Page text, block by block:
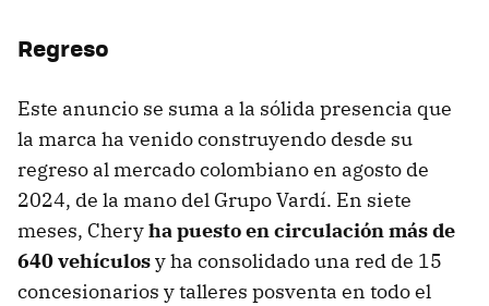
Regreso
Este anuncio se suma a la sólida presencia que
la marca ha venido construyendo desde su
regreso al mercado colombiano en agosto de
2024, de la mano del Grupo Vardí. En siete
meses, Cheryha puesto en circulación más de
640 vehículosy ha consolidado una red de 15
concesionarios y talleres posventa en todo el